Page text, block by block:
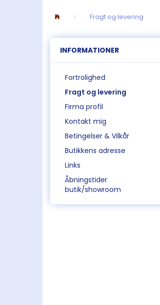
Fragt og levering
INFORMATIONER
Fortrolighed
Fragt og levering
Firma profil
Kontakt mig
Betingelser & Vilkår
Butikkens adresse
Links
Åbningstider
butik/showroom